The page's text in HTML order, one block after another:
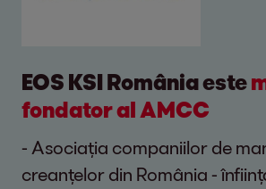
EOS KSI România este
fondator al AMCC
- Asociația companiilor de
creanțelor din România -